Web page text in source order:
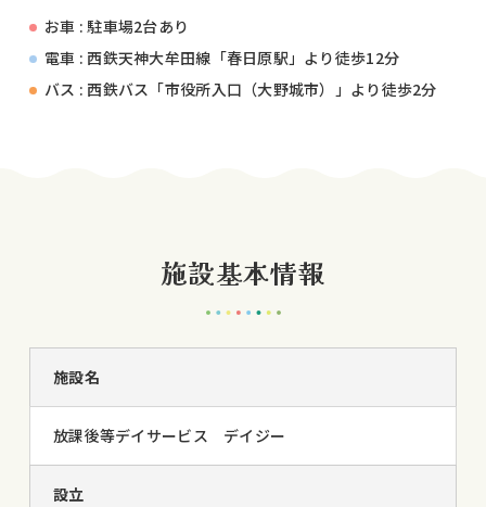
お車 : 駐車場2台あり
電車 : 西鉄天神大牟田線「春日原駅」より徒歩12分
バス : 西鉄バス「市役所入口（大野城市）」より徒歩2分
施設基本情報
施設名
放課後等デイサービス デイジー
設立